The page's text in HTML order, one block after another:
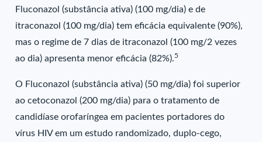
Fluconazol (substância ativa) (100 mg/dia) e de
itraconazol (100 mg/dia) tem eficácia equivalente (90%),
mas o regime de 7 dias de itraconazol (100 mg/2 vezes
ao dia) apresenta menor eficácia (82%).5
O Fluconazol (substância ativa) (50 mg/dia) foi superior
ao cetoconazol (200 mg/dia) para o tratamento de
candidíase orofaríngea em pacientes portadores do
vírus HIV em um estudo randomizado, duplo-cego,